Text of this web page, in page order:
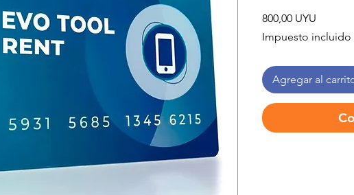
800,00 UYU
Impuesto incluido
Agregar al